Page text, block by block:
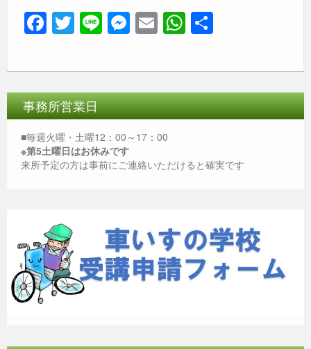
F
a
c
e
b
o
o
k
T
wi
tt
er
Li
n
e
M
e
ss
e
n
g
er
E
m
ail
W
h
at
s
A
p
事務所営業日
■毎週火曜・土曜12：00～17：00
※第5土曜日はお休みです
来所予定の方は事前にご連絡いただけると確実です